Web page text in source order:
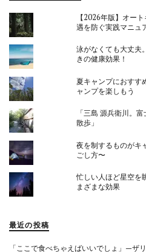
【2026年版】オー
遇を防ぐ実践マニュ
泳がなくても大丈夫
きの健康効果！
夏キャンプにおすす
ャンプを楽しもう
「三島 源兵衛川。
散歩」
夜を制するものがキ
ごし方〜
忙しい人ほど星空を
まざまな効果
最近の投稿
「ここで食べちゃえばいいでしょ」—ザ